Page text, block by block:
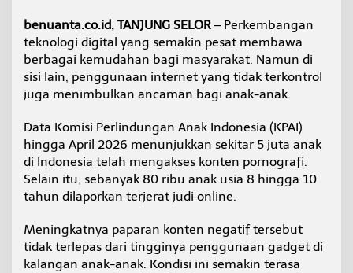
n
a
k
T
e
p
a
r
K
n
e
n
N
benuanta.co.id, TANJUNG SELOR – Perkembangan
teknologi digital yang semakin pesat membawa
berbagai kemudahan bagi masyarakat. Namun di
sisi lain, penggunaan internet yang tidak terkontrol
juga menimbulkan ancaman bagi anak-anak.
Data Komisi Perlindungan Anak Indonesia (KPAI)
hingga April 2026 menunjukkan sekitar 5 juta anak
di Indonesia telah mengakses konten pornografi.
Selain itu, sebanyak 80 ribu anak usia 8 hingga 10
tahun dilaporkan terjerat judi online.
Meningkatnya paparan konten negatif tersebut
tidak terlepas dari tingginya penggunaan gadget di
kalangan anak-anak. Kondisi ini semakin terasa